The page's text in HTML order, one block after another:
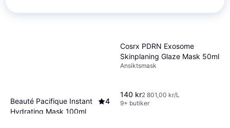
Beauté Pacifique Instant
Hydrating Mask 100ml
4
Cosrx PDRN Exosome
Skinplaning Glaze Mask 50ml
Ansiktsmask
140 kr2 801,00 kr/L
9+ butiker